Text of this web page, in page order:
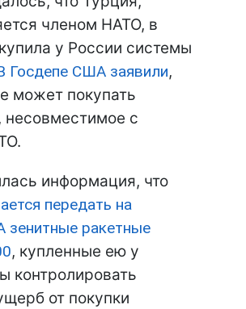
членом НАТО, в
у России системы
Госдепе США заявили,
может покупать
с
информация, что
передать на
зенитные ракетные
, купленные ею у
контролировать
от покупки